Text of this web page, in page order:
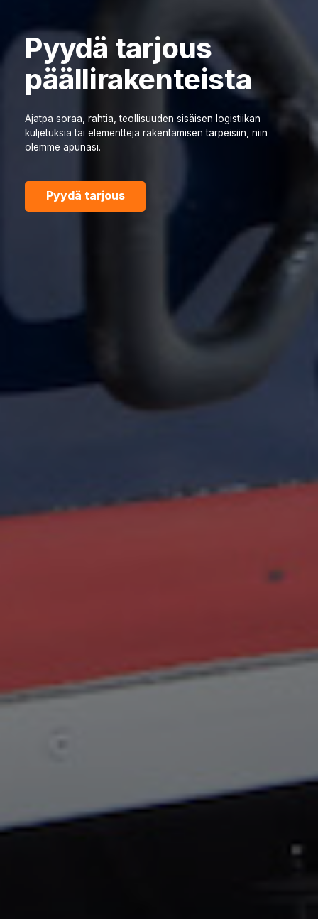
Pyydä tarjous
päällirakenteista
Ajatpa soraa, rahtia, teollisuuden sisäisen logistiikan
kuljetuksia tai elementtejä rakentamisen tarpeisiin, niin
olemme apunasi.
Pyydä tarjous